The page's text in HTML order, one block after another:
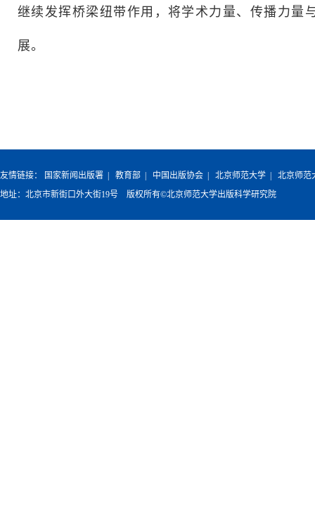
继续发挥桥梁纽带作用，将学术力量、传播力量
展。
友情链接： 国家新闻出版署 教育部 中国出版协会 北京师范大学
北京师范
地址：北京市新街口外大街19号 版权所有©北京师范大学出版科学研究院